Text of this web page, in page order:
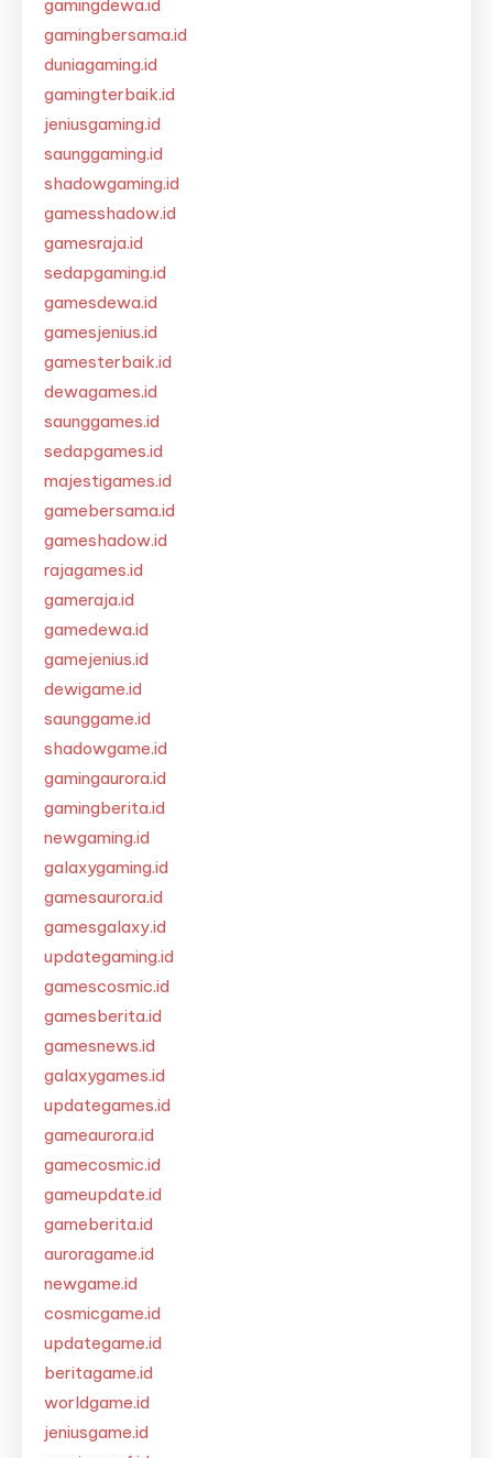
gamingdewa.id
gamingbersama.id
duniagaming.id
gamingterbaik.id
jeniusgaming.id
saunggaming.id
shadowgaming.id
gamesshadow.id
gamesraja.id
sedapgaming.id
gamesdewa.id
gamesjenius.id
gamesterbaik.id
dewagames.id
saunggames.id
sedapgames.id
majestigames.id
gamebersama.id
gameshadow.id
rajagames.id
gameraja.id
gamedewa.id
gamejenius.id
dewigame.id
saunggame.id
shadowgame.id
gamingaurora.id
gamingberita.id
newgaming.id
galaxygaming.id
gamesaurora.id
gamesgalaxy.id
updategaming.id
gamescosmic.id
gamesberita.id
gamesnews.id
galaxygames.id
updategames.id
gameaurora.id
gamecosmic.id
gameupdate.id
gameberita.id
auroragame.id
newgame.id
cosmicgame.id
updategame.id
beritagame.id
worldgame.id
jeniusgame.id